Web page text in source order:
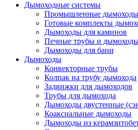
Дымоходные системы
Промышленные дымоходы
Готовые комплекты
Дымоходы для каминов
Печные трубы и
Дымоходы для бани
Дымоходы
Конвекторные трубы
Колпак на трубу дымохода
Задвижки для дымоходов
Трубы для дымохода
Дымоходы двустенные
Коаксиальные дымоходы
Дымоходы из